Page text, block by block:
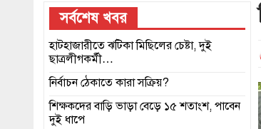
সর্বশেষ খবর
হাটহাজারীতে ঝটিকা মিছিলের চেষ্টা, দুই
ছাত্রলীগকর্মী…
নির্বাচন ঠেকাতে কারা সক্রিয়?
শিক্ষকদের বাড়ি ভাড়া বেড়ে ১৫ শতাংশ, পাবেন
দুই ধাপে